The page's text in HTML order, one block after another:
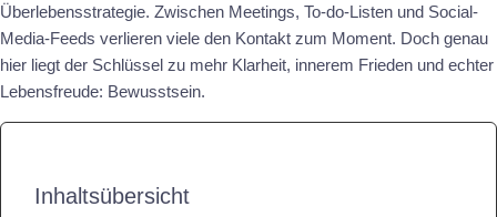
Überlebensstrategie. Zwischen Meetings, To-do-Listen und Social-
Media-Feeds verlieren viele den Kontakt zum Moment. Doch genau
hier liegt der Schlüssel zu mehr Klarheit, innerem Frieden und echter
Lebensfreude: Bewusstsein.
Inhaltsübersicht